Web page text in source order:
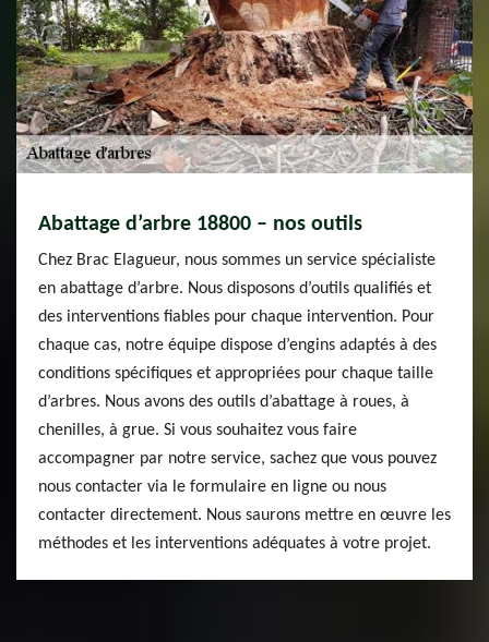
Abattage d’arbre 18800 – nos outils
Chez Brac Elagueur, nous sommes un service spécialiste
en abattage d’arbre. Nous disposons d’outils qualifiés et
des interventions fiables pour chaque intervention. Pour
chaque cas, notre équipe dispose d’engins adaptés à des
conditions spécifiques et appropriées pour chaque taille
d’arbres. Nous avons des outils d’abattage à roues, à
chenilles, à grue. Si vous souhaitez vous faire
accompagner par notre service, sachez que vous pouvez
nous contacter via le formulaire en ligne ou nous
contacter directement. Nous saurons mettre en œuvre les
méthodes et les interventions adéquates à votre projet.